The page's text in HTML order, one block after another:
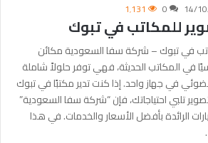
14/
0 1٬131
للمكاتب في تبوك
في تبوك – شركة سفا السعودية مكائن
في المكاتب الحديثة، فهي توفر حلولاً شاملة
في جهاز واحد. إذا كنت تدير مكتبًا في تبوك
تلبي احتياجاتك، فإن “شركة سفا السعودية”
الرائدة بأفضل الأسعار والخدمات. في هذا